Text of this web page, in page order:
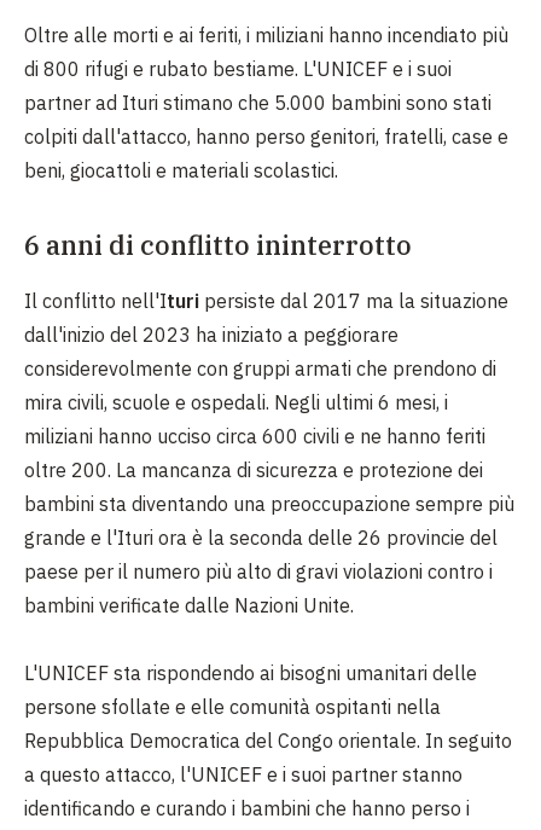
Oltre alle morti e ai feriti, i miliziani hanno incendiato più
di 800 rifugi e rubato bestiame. L'UNICEF e i suoi
partner ad Ituri stimano che 5.000 bambini sono stati
colpiti dall'attacco, hanno perso genitori, fratelli, case e
beni, giocattoli e materiali scolastici.
6 anni di conflitto ininterrotto
Il conflitto nell'Ituri persiste dal 2017 ma la situazione
dall'inizio del 2023 ha iniziato a peggiorare
considerevolmente con gruppi armati che prendono di
mira civili, scuole e ospedali. Negli ultimi 6 mesi, i
miliziani hanno ucciso circa 600 civili e ne hanno feriti
oltre 200. La mancanza di sicurezza e protezione dei
bambini sta diventando una preoccupazione sempre più
grande e l'Ituri ora è la seconda delle 26 provincie del
paese per il numero più alto di gravi violazioni contro i
bambini verificate dalle Nazioni Unite.
L'UNICEF sta rispondendo ai bisogni umanitari delle
persone sfollate e elle comunità ospitanti nella
Repubblica Democratica del Congo orientale. In seguito
a questo attacco, l'UNICEF e i suoi partner stanno
identificando e curando i bambini che hanno perso i